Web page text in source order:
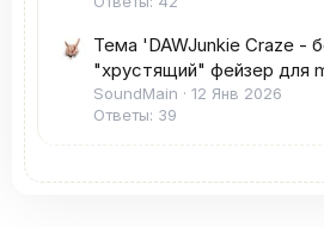
Тема 'DAWJunkie Craze -
"хрустящий" фейзер для
SoundMain
12 Янв 2026
Ответы: 39